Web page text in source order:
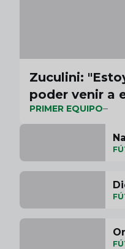
Zuculini:
poder venir a
PRIMER EQUIPO